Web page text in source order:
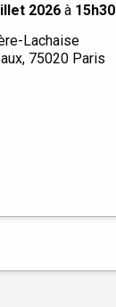
2026 à 15h30
Lachaise
75020 Paris